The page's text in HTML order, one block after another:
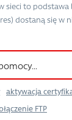
sieci to podstawa
dostaną się w
aktywacja
FTP